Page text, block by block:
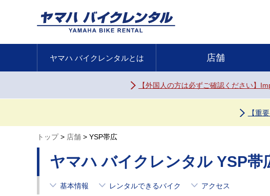
ヤマハ バイク レンタルとは 店舗
【外国人の方は必ずご確認ください】
【重
トップ 店舗 YSP帯広
ヤマハ バイクレンタル YSP帯
基本情報 レンタルできるバイク アクセス